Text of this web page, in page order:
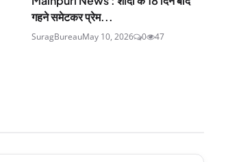
गहने समेटकर प्रेम...
SuragBureauMay 10, 2026 0 47